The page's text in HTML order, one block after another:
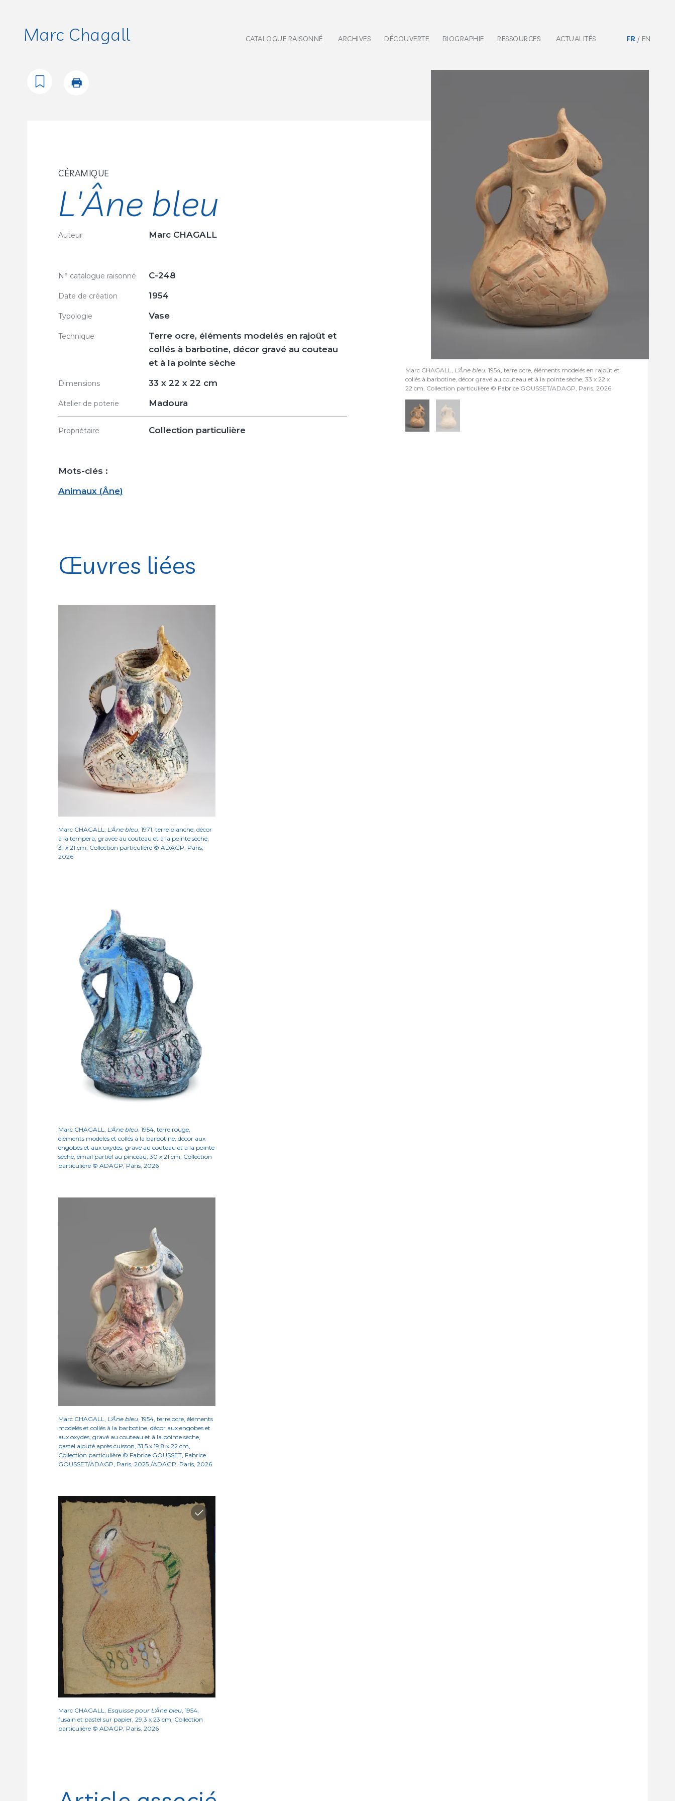
Marc Chagall CATALOGUE RAISONNÉ ARCHIVES DÉCOUVERTE BIOGRAPHIE RESSOURCES ACTUALITÉS FR EN
CÉRAMIQUE
L'Âne bleu
Auteur Marc CHAGALL
N° catalogue raisonné C-248
Date de création 1954
Typologie Vase
Technique
Terre ocre, éléments modelés en rajoût et
collés à barbotine, décor gravé au couteau
et à la pointe sèche
Dimensions 33 x 22 x 22 cm
Atelier de poterie Madoura
Propriétaire Collection particulière
Mots-clés :
Animaux (Âne)
Œuvres liées
Marc CHAGALL, L'Âne bleu , 1971, terre blanche, décor
à la tempera, gravée au couteau et à la pointe sèche,
31 x 21 cm, Collection particulière © ADAGP, Paris,
2026
Marc CHAGALL, L'Âne bleu, 1954, terre rouge,
éléments modelés et collés à la barbotine, décor aux
engobes et aux oxydes, gravé au couteau et à la pointe
sèche, émail partiel au pinceau, 30 x 21 cm, Collection
particulière © ADAGP, Paris, 2026
Marc CHAGALL, L'Âne bleu, 1954, terre ocre, éléments
modelés et collés à la barbotine, décor aux engobes et
aux oxydes, gravé au couteau et à la pointe sèche,
pastel ajouté après cuisson, 31,5 x 19,8 x 22 cm,
Collection particulière © Fabrice GOUSSET, Fabrice
GOUSSET/ADAGP, Paris, 2025./ADAGP, Paris, 2026
Marc CHAGALL, Esquisse pour L'Âne bleu , 1954,
fusain et pastel sur papier, 29,3 x 23 cm, Collection
particulière © ADAGP, Paris, 2026
Marc CHAGALL, L'Âne bleu, 1954, terre ocre, éléments modelés en rajoût et
collés à barbotine, décor gravé au couteau et à la pointe sèche, 33 x 22 x
22 cm, Collection particulière © Fabrice GOUSSET/ADAGP, Paris, 2026